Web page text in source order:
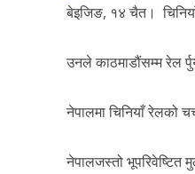
बेइजिङ, १४ चैत।
उनले काठमाडौंसम्म रेल
नेपालमा चिनियाँ रेलको
नेपालजस्तो